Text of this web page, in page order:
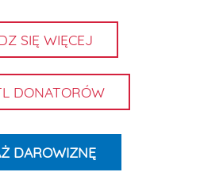
SIĘ WIĘCEJ
DONATORÓW
DAROWIZNĘ